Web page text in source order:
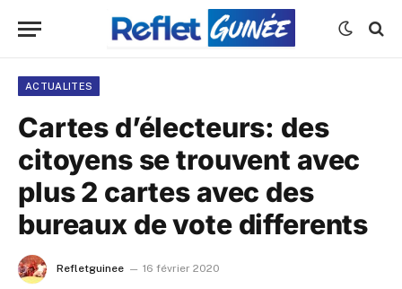
ACTUALITES
Cartes d’électeurs: des
citoyens se trouvent avec
plus 2 cartes avec des
bureaux de vote differents
Refletguinee 16 février 2020